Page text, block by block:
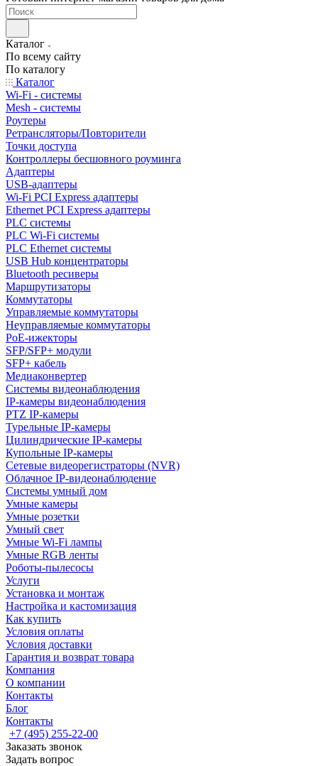
Каталог
По всему сайту
По каталогу
Каталог
Wi-Fi - системы
Mesh - системы
Роутеры
Ретрансляторы/Повторители
Точки доступа
Контроллеры бесшовного роуминга
Адаптеры
USB-адаптеры
Wi-Fi PCI Express адаптеры
Ethernet PCI Express адаптеры
PLC системы
PLC Wi-Fi системы
PLC Ethernet системы
USB Hub концентраторы
Bluetooth ресиверы
Маршрутизаторы
Коммутаторы
Управляемые коммутаторы
Неуправляемые коммутаторы
PoE-ижекторы
SFP/SFP+ модули
SFP+ кабель
Медиаконвертер
Системы видеонаблюдения
IP-камеры видеонаблюдения
PTZ IP-камеры
Турельные IP-камеры
Цилиндрические IP-камеры
Купольные IP-камеры
Сетевые видеорегистраторы (NVR)
Облачное IP-видеонаблюдение
Системы умный дом
Умные камеры
Умные розетки
Умный свет
Умные Wi-Fi лампы
Умные RGB ленты
Роботы-пылесосы
Услуги
Установка и монтаж
Настройка и кастомизация
Как купить
Условия оплаты
Условия доставки
Гарантия и возврат товара
Компания
О компании
Контакты
Блог
Контакты
+7 (495) 255-22-00
Заказать звонок
Задать вопрос